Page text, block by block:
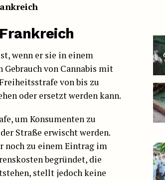
wenn er sie in einem
von Cannabis mit
von bis zu
oder ersetzt werden kann.
um Konsumenten zu
Straße erwischt werden.
noch zu einem Eintrag im
begründet, die
stellt jedoch keine